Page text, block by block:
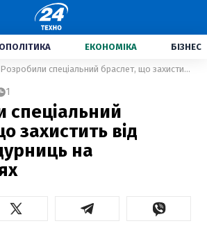
ЕКОНОМІКА БІЗНЕС
Розробили спеціальний браслет, що захистить від багатьох дурниць на фестивалях
1
спеціальний
захистить від
на